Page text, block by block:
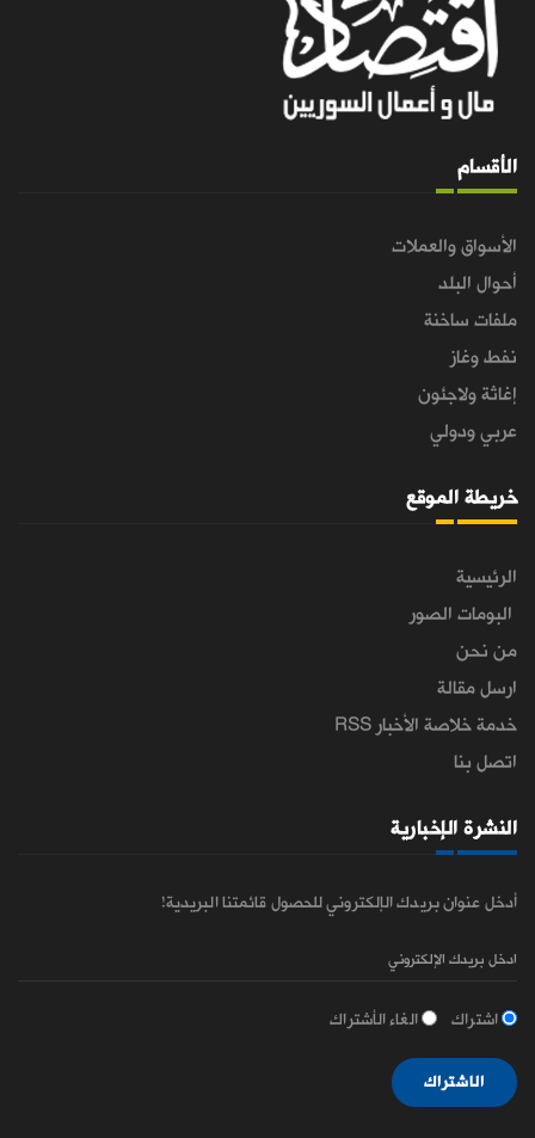
الأقسام
الأسواق والعملات
أحوال البلد
ملفات ساخنة
نفط وغاز
إغاثة ولاجئون
عربي ودولي
خريطة الموقع
الرئيسية
البومات الصور
من نحن
ارسل مقالة
خدمة خلاصة الأخبار RSS
اتصل بنا
النشرة الإخبارية
أدخل عنوان بريدك الإلكتروني للحصول قائمتنا البريدية!
اشتراك الغاء الأشتراك
الاشتراك